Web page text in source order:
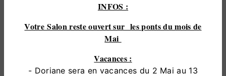
INFOS :
Votre Salon reste ouvert sur les ponts du mois de
Mai
Vacances :
- Doriane sera en vacances du 2 Mai au 13
est avant tout notre passion et le partager avec
Toute notre équipe est qualifiée et travaille avec
EN SAVOIR PLUS